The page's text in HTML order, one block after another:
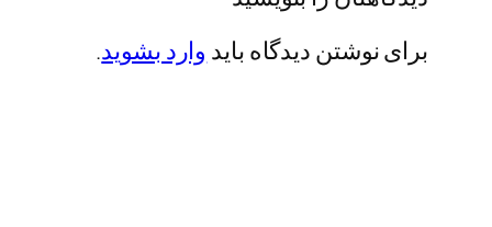
برای نوشتن دیدگاه باید وارد بشوید.